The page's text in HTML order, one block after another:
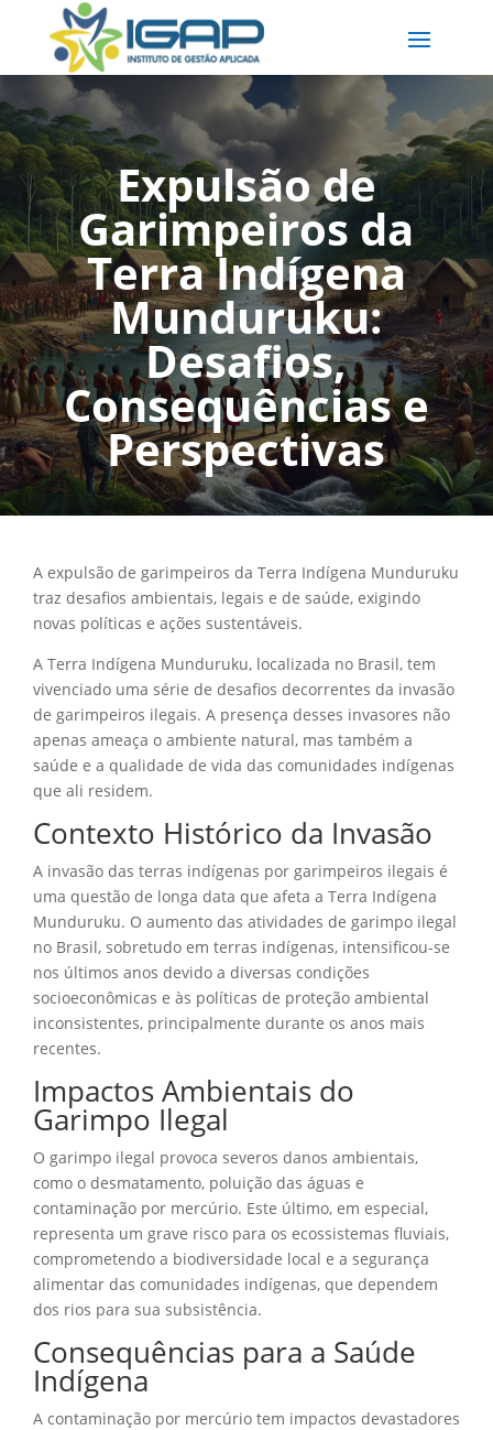
Expulsão de
Garimpeiros da
Terra Indígena
Munduruku:
Desafios,
Consequências e
Perspectivas
A expulsão de garimpeiros da Terra Indígena Munduruku
traz desafios ambientais, legais e de saúde, exigindo
novas políticas e ações sustentáveis.
A Terra Indígena Munduruku, localizada no Brasil, tem
vivenciado uma série de desafios decorrentes da invasão
de garimpeiros ilegais. A presença desses invasores não
apenas ameaça o ambiente natural, mas também a
saúde e a qualidade de vida das comunidades indígenas
que ali residem.
Contexto Histórico da Invasão
A invasão das terras indígenas por garimpeiros ilegais é
uma questão de longa data que afeta a Terra Indígena
Munduruku. O aumento das atividades de garimpo ilegal
no Brasil, sobretudo em terras indígenas, intensificou-se
nos últimos anos devido a diversas condições
socioeconômicas e às políticas de proteção ambiental
inconsistentes, principalmente durante os anos mais
recentes.
Impactos Ambientais do
Garimpo Ilegal
O garimpo ilegal provoca severos danos ambientais,
como o desmatamento, poluição das águas e
contaminação por mercúrio. Este último, em especial,
representa um grave risco para os ecossistemas fluviais,
comprometendo a biodiversidade local e a segurança
alimentar das comunidades indígenas, que dependem
dos rios para sua subsistência.
Consequências para a Saúde
Indígena
A contaminação por mercúrio tem impactos devastadores